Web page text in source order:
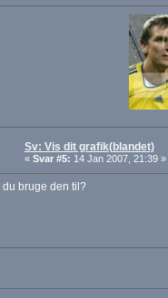
Sv: Vis dit grafik(blandet)
« Svar #5: 14 Jan 2007, 21:39 »
du bruge den til?